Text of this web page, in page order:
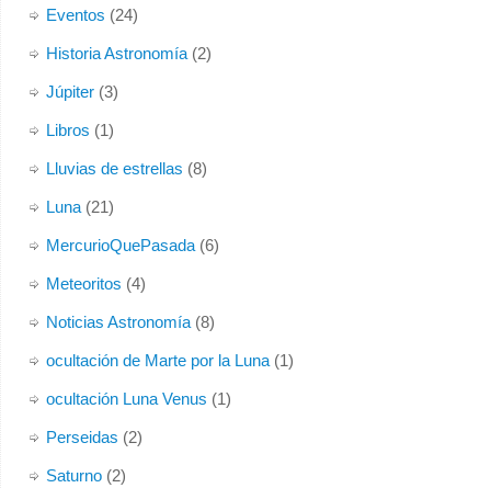
Eventos (24)
Historia Astronomía(2)
Júpiter(3)
Libros (1)
Lluvias de estrellas (8)
Luna(21)
MercurioQuePasada(6)
Meteoritos (4)
Noticias Astronomía(8)
ocultación de Marte por la Luna(1)
ocultación Luna Venus (1)
Perseidas (2)
Saturno(2)